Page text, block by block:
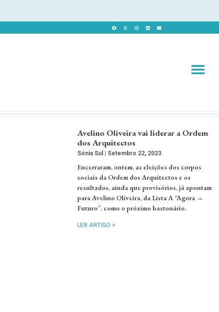
Avelino Oliveira vai liderar a Ordem
dos Arquitectos
Sónia Sul Setembro 22, 2023
Encerraram, ontem, as eleições dos corpos
sociais da Ordem dos Arquitectos e os
resultados, ainda que provisórios, já apontam
para Avelino Oliveira, da Lista A “Agora →
Futuro”, como o próximo bastonário.
LER ARTIGO >